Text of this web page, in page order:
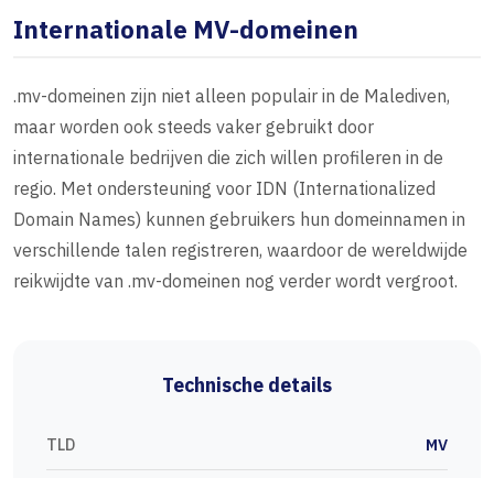
Internationale MV-domeinen
.mv-domeinen zijn niet alleen populair in de Malediven,
maar worden ook steeds vaker gebruikt door
internationale bedrijven die zich willen profileren in de
regio. Met ondersteuning voor IDN (Internationalized
Domain Names) kunnen gebruikers hun domeinnamen in
verschillende talen registreren, waardoor de wereldwijde
reikwijdte van .mv-domeinen nog verder wordt vergroot.
Technische details
TLD MV